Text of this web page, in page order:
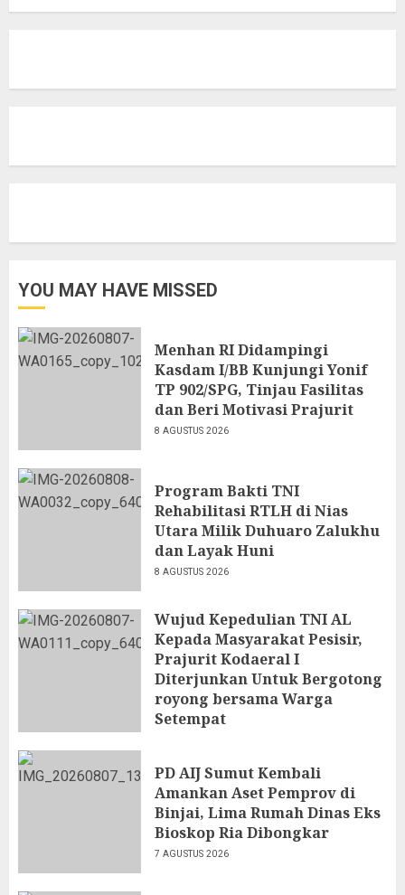
YOU MAY HAVE MISSED
Menhan RI Didampingi
Kasdam I/BB Kunjungi Yonif
TP 902/SPG, Tinjau Fasilitas
dan Beri Motivasi Prajurit
8 AGUSTUS 2026
Program Bakti TNI
Rehabilitasi RTLH di Nias
Utara Milik Duhuaro Zalukhu
dan Layak Huni
8 AGUSTUS 2026
Wujud Kepedulian TNI AL
Kepada Masyarakat Pesisir,
Prajurit Kodaeral I
Diterjunkan Untuk Bergotong
royong bersama Warga
Setempat
PD AIJ Sumut Kembali
Amankan Aset Pemprov di
Binjai, Lima Rumah Dinas Eks
Bioskop Ria Dibongkar
7 AGUSTUS 2026